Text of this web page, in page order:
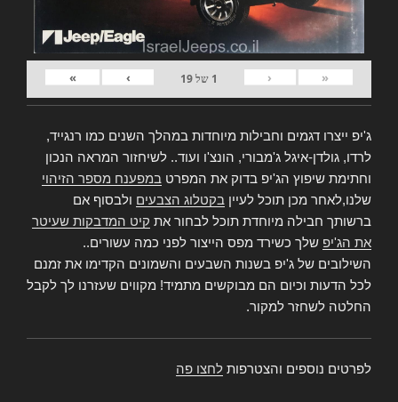
«
‹
1 של19
›
»
ג'יפ ייצרו דגמים וחבילות מיוחדות במהלך השנים כמו רנגייד,
לרדו, גולדן-איגל ג'מבורי, הונצ'ו ועוד.. לשיחזור המראה הנכון
וחתימת שיפוץ הג'יפ בדוק את המפרט במפענח מספר הזיהוי
שלנו,לאחר מכן תוכל לעיין בקטלוג הצבעים ולבסוף אם
ברשותך חבילה מיוחדת תוכל לבחור את קיט המדבקות שעיטר
את הג'יפ שלך כשירד מפס הייצור לפני כמה עשורים..
השילובים של ג'יפ בשנות השבעים והשמונים הקדימו את זמנם
לכל הדעות וכיום הם מבוקשים מתמיד! מקווים שעזרנו לך לקבל
החלטה לשחזר למקור.
לפרטים נוספים והצטרפות לחצו פה